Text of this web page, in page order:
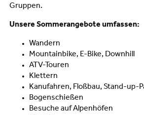
Gruppen.
Unsere Sommerangebote umfassen:
Wandern
Mountainbike, E-Bike, Downhill
ATV-Touren
Klettern
Kanufahren, Floßbau, Stand-up-
Bogenschießen
Besuche auf Alpenhöfen